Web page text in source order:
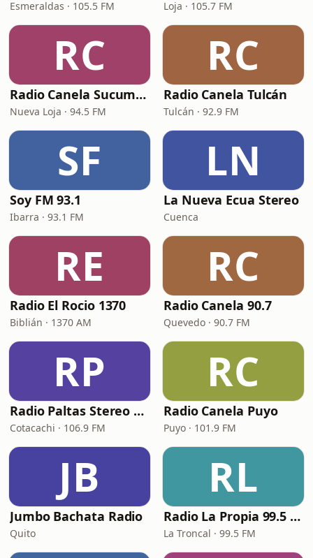
Esmeraldas · 105.5 FM Loja · 105.7 FM
RC
Radio Canela Sucumbíos
Nueva Loja · 94.5 FM
RC
Radio Canela Tulcán
Tulcán · 92.9 FM
SF
Soy FM 93.1
Ibarra · 93.1 FM
LN
La Nueva Ecua Stereo
Cuenca
RE
Radio El Rocio 1370
Biblián · 1370 AM
RC
Radio Canela 90.7
Quevedo · 90.7 FM
RP
Radio Paltas Stereo 106.9 FM
Cotacachi · 106.9 FM
RC
Radio Canela Puyo
Puyo · 101.9 FM
JB
Jumbo Bachata Radio
Quito
RL
Radio La Propia 99.5 FM
La Troncal · 99.5 FM